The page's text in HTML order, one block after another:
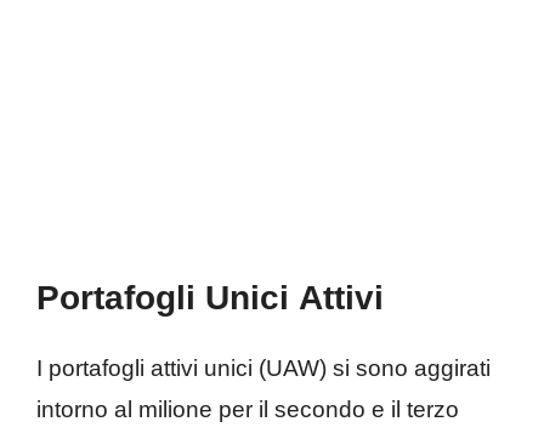
Portafogli Unici Attivi
I portafogli attivi unici (UAW) si sono aggirati
intorno al milione per il secondo e il terzo